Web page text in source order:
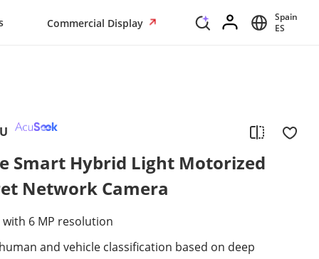
Commercial Display
Spain
ES
Smart Hybrid Light Motorized
Network Camera
6 MP resolution
and vehicle classification based on deep